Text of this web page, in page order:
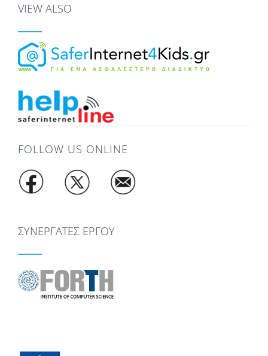
VIEW ALSO
FOLLOW US ONLINE
ΣΥΝΕΡΓΑΤΕΣ ΕΡΓΟΥ